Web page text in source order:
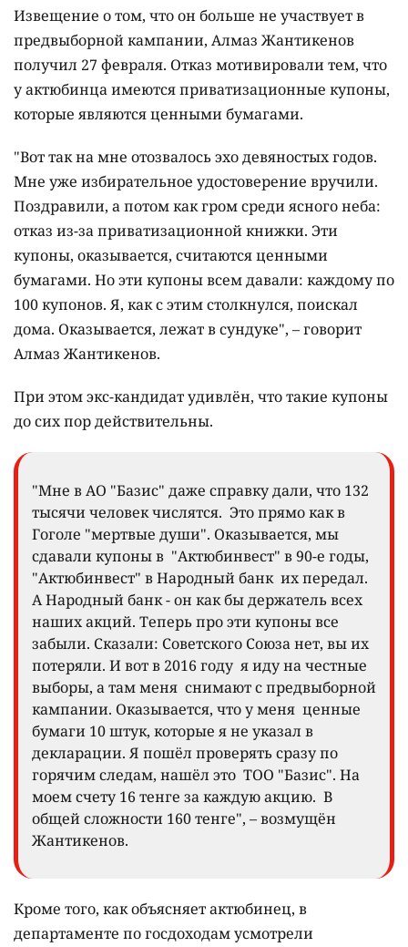
Извещение о том, что он больше не участвует в
предвыборной кампании, Алмаз Жантикенов
получил 27 февраля. Отказ мотивировали тем, что
у актюбинца имеются приватизационные купоны,
которые являются ценными бумагами.
"Вот так на мне отозвалось эхо девяностых годов.
Мне уже избирательное удостоверение вручили.
Поздравили, а потом как гром среди ясного неба:
отказ из-за приватизационной книжки. Эти
купоны, оказывается, считаются ценными
бумагами. Но эти купоны всем давали: каждому по
100 купонов. Я, как с этим столкнулся, поискал
дома. Оказывается, лежат в сундуке", – говорит
Алмаз Жантикенов.
При этом экс-кандидат удивлён, что такие купоны
до сих пор действительны.
"Мне в АО "Базис" даже справку дали, что 132
тысячи человек числятся. Это прямо как в
Гоголе "мертвые души". Оказывается, мы
сдавали купоны в "Актюбинвест" в 90-е годы,
"Актюбинвест" в Народный банк их передал.
А Народный банк - он как бы держатель всех
наших акций. Теперь про эти купоны все
забыли. Сказали: Советского Союза нет, вы их
потеряли. И вот в 2016 году я иду на честные
выборы, а там меня снимают с предвыборной
кампании. Оказывается, что у меня ценные
бумаги 10 штук, которые я не указал в
декларации. Я пошёл проверять сразу по
горячим следам, нашёл это ТОО "Базис". На
моем счету 16 тенге за каждую акцию. В
общей сложности 160 тенге", – возмущён
Жантикенов.
Кроме того, как объясняет актюбинец, в
департаменте по госдоходам усмотрели